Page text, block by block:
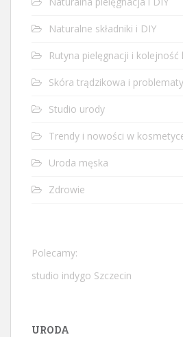
Naturalne składniki i DIY
Rutyna pielęgnacji i
Skóra trądzikowa i
Studio urody
Trendy i nowości w
Uroda męska
Zdrowie
Polecamy:
studio indygo Szczecin
URODA